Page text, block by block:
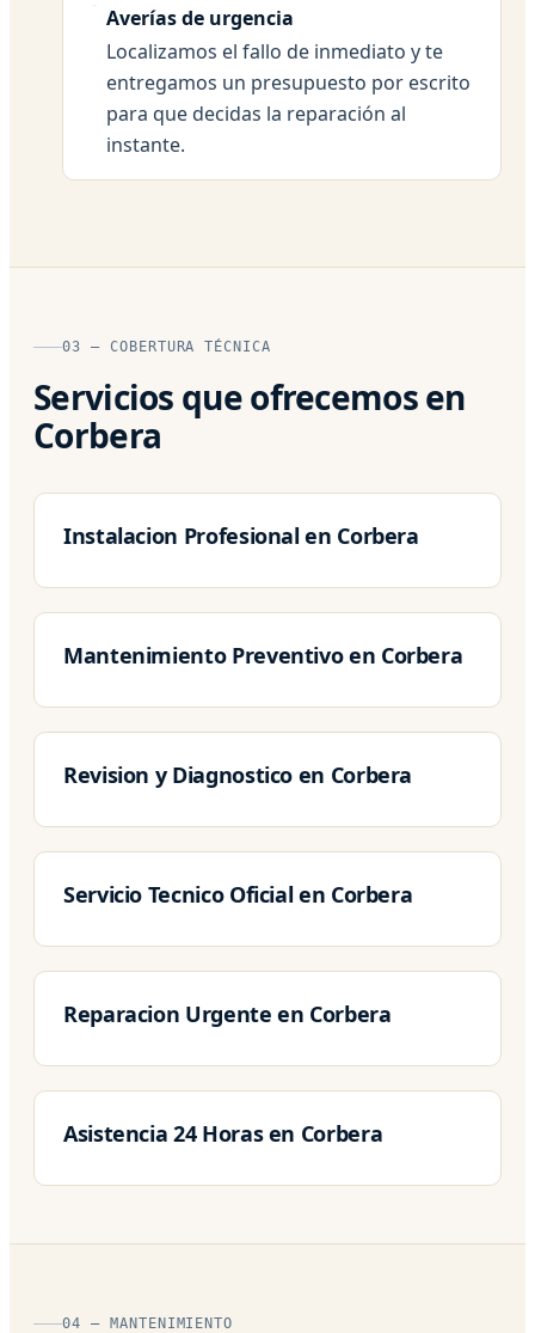
Averías de urgencia
Localizamos el fallo de inmediato y te
entregamos un presupuesto por escrito
para que decidas la reparación al
instante.
03 — COBERTURA TÉCNICA
Servicios que ofrecemos en
Corbera
Instalacion Profesional en Corbera
Mantenimiento Preventivo en Corbera
Revision y Diagnostico en Corbera
Servicio Tecnico Oficial en Corbera
Reparacion Urgente en Corbera
Asistencia 24 Horas en Corbera
04 — MANTENIMIENTO